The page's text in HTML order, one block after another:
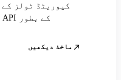
ماخذ دیکھیں